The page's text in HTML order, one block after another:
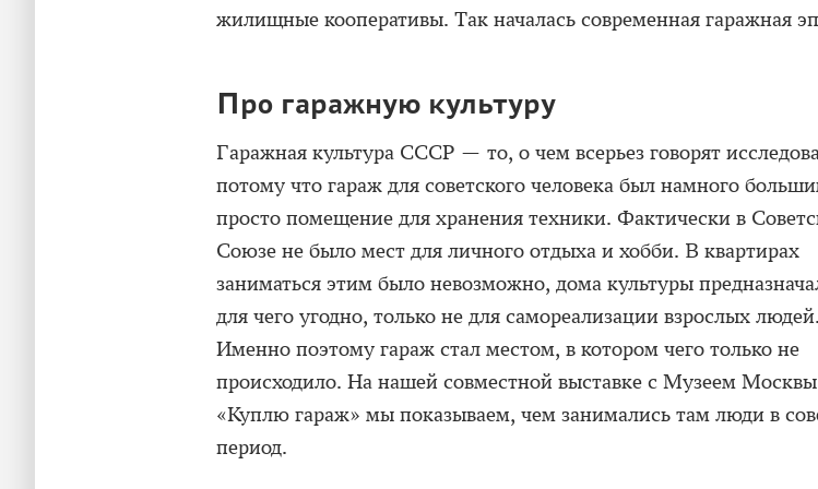
жилищные кооперативы. Так началась современная гаражная
Про гаражную культуру
Гаражная культура СССР — то, о чем всерьез говорят
потому что гараж для советского человека был намного
просто помещение для хранения техники. Фактически в
Союзе не было мест для личного отдыха и хобби. В квартирах
заниматься этим было невозможно, дома культуры
для чего угодно, только не для самореализации взрослых людей.
Именно поэтому гараж стал местом, в котором чего только не
происходило. На нашей совместной выставке с Музеем Москвы
«Куплю гараж» мы показываем, чем занимались там люди в
период.